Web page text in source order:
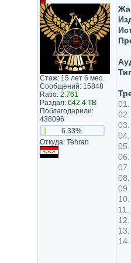
Стаж: 15 лет 6 мес.
Сообщений: 15848
Ratio: 2.761
Раздал: 642.4 TB
Поблагодарили:
438096
6.33%
Откуда: Tehran
01.
02.
03.
04.
05.
06.
07.
08.
09.
10.
11.
12.
13.
14.